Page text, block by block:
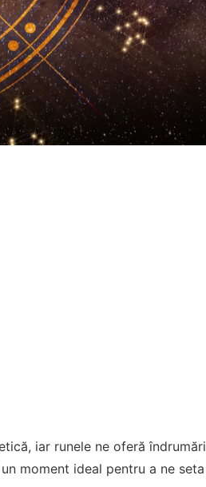
iar runele ne oferă îndrumări
moment ideal pentru a ne seta